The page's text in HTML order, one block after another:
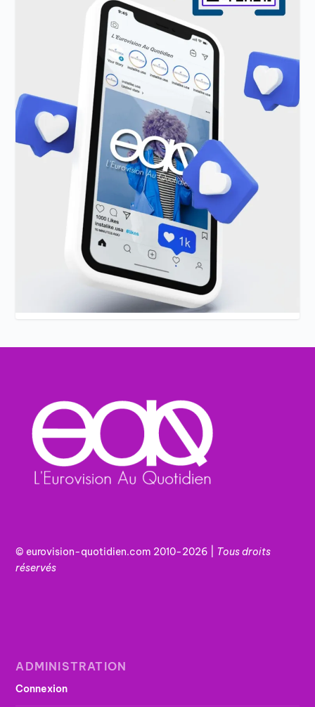
© eurovision-quotidien.com 2010-2026 | Tousdroits
réservés
ADMINISTRATION
Connexion